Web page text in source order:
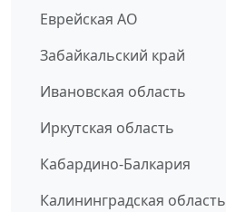
Еврейская АО
Забайкальский край
Ивановская область
Иркутская область
Кабардино-Балкария
Калининградская область